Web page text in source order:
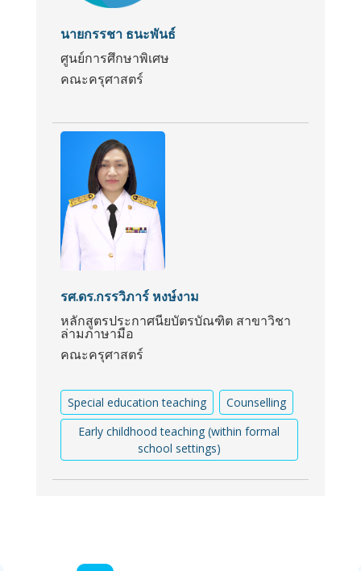
นายกรรชา ธนะพันธ์
ศูนย์การศึกษาพิเศษ
คณะครุศาสตร์
รศ.ดร.กรรวิภาร์ หงษ์งาม
หลักสูตรประกาศนียบัตรบัณฑิต สาขาวิชา
ล่ามภาษามือ
คณะครุศาสตร์
Special education teaching
Counselling
Early childhood teaching (within formal
school settings)